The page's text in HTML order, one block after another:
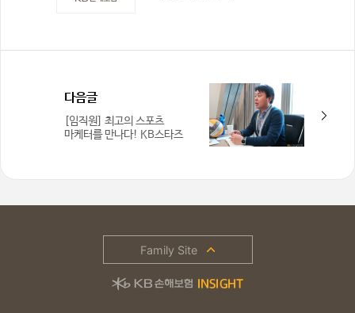
다음글
[임직원] 최고의 스포츠
마케터를 만나다! KB스타즈
Family Site